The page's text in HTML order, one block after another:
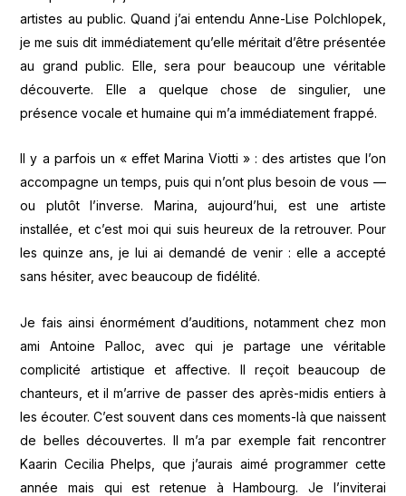
artistes au public. Quand j’ai entendu Anne-Lise Polchlopek,
je me suis dit immédiatement qu’elle méritait d’être présentée
au grand public. Elle, sera pour beaucoup une véritable
découverte. Elle a quelque chose de singulier, une
présence vocale et humaine qui m’a immédiatement frappé.
Il y a parfois un « effet Marina Viotti » : des artistes que l’on
accompagne un temps, puis qui n’ont plus besoin de vous —
ou plutôt l’inverse. Marina, aujourd’hui, est une artiste
installée, et c’est moi qui suis heureux de la retrouver. Pour
les quinze ans, je lui ai demandé de venir : elle a accepté
sans hésiter, avec beaucoup de fidélité.
Je fais ainsi énormément d’auditions, notamment chez mon
ami Antoine Palloc, avec qui je partage une véritable
complicité artistique et affective. Il reçoit beaucoup de
chanteurs, et il m’arrive de passer des après-midis entiers à
les écouter. C’est souvent dans ces moments-là que naissent
de belles découvertes. Il m’a par exemple fait rencontrer
Kaarin Cecilia Phelps, que j’aurais aimé programmer cette
année mais qui est retenue à Hambourg. Je l’inviterai